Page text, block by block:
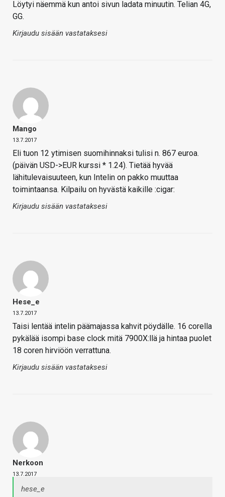
Löytyi näemmä kun antoi sivun ladata minuutin. Telian 4G,
GG.
Kirjaudu sisään vastataksesi
Mango
13.7.2017
Eli tuon 12 ytimisen suomihinnaksi tulisi n. 867 euroa.
(päivän USD->EUR kurssi * 1.24). Tietää hyvää
lähitulevaisuuteen, kun Intelin on pakko muuttaa
toimintaansa. Kilpailu on hyvästä kaikille :cigar:
Kirjaudu sisään vastataksesi
Hese_e
13.7.2017
Taisi lentää intelin päämajassa kahvit pöydälle. 16 corella
pykälää isompi base clock mitä 7900X:llä ja hintaa puolet
18 coren hirviöön verrattuna.
Kirjaudu sisään vastataksesi
Nerkoon
13.7.2017
hese_e